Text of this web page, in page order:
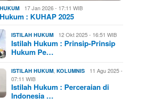
17 Jan 2026 - 17:11 WIB
: KUHAP 2025
ISTILAH HUKUM 12 Okt 2025 - 16:51 WIB
Istilah Hukum : Prinsip-Prinsip
Hukum Pe…
ISTILAH HUKUM ,KOLUMNIS
11 Agu 2025 -
07:11 WIB
Istilah Hukum : Perceraian di
Indonesia …